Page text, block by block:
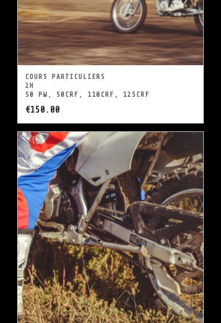
COURS PARTICULIERS
2H
50 PW, 50CRF, 110CRF, 125CRF
€150.00